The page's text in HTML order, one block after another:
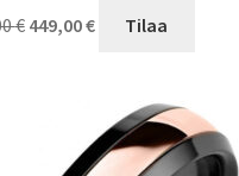
€
hinta
449,00€
449,00 €.
Tilaa